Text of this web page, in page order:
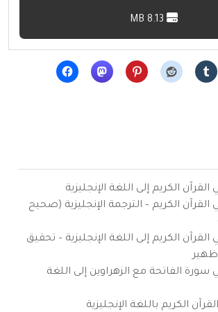
الكريم إلى اللغة الإنجليزية
القرآن الكريم – الترجمة الإنجليزية (صحيح
الكريم إلى اللغة الإنجليزية – تحقيق
سورة الفاتحة مع الزهراوين إلى اللغة
الكريم باللغة الإنجليزية